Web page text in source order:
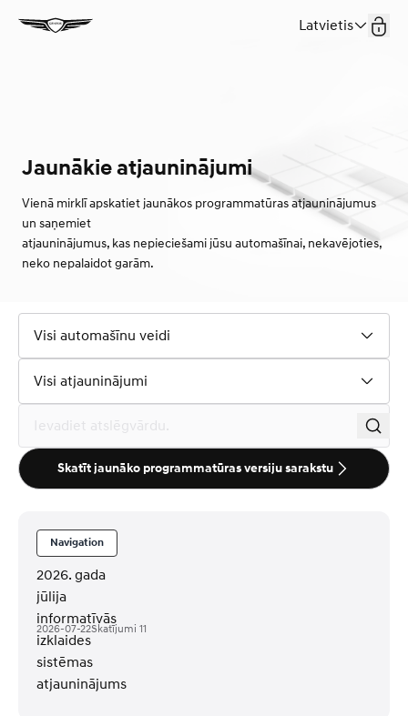
Latvietis
Jaunākie atjauninājumi
Vienā mirklī apskatiet jaunākos programmatūras atjauninājumus
un saņemiet
atjauninājumus, kas nepieciešami jūsu automašīnai, nekavējoties,
neko nepalaidot garām.
Visi automašīnu veidi
Visi atjauninājumi
Skatīt jaunāko programmatūras versiju sarakstu
Navigation
2026. gada
jūlija
informatīvās
izklaides
sistēmas
atjauninājums
2026-07-22Skatījumi 11